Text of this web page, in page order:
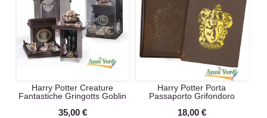
Harry Potter Creature
Fantastiche Gringotts Goblin
35,00 €
Harry Potter Porta
Passaporto Grifondoro
18,00 €